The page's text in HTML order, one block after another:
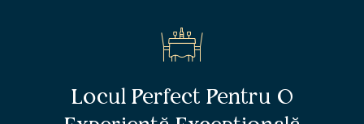
Locul Perfect Pentru O